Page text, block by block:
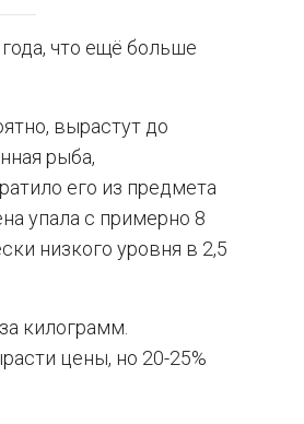
что ещё больше
вырастут до
рыба,
его из предмета
упала с примерно 8
низкого уровня в 2,5
килограмм.
цены, но 20-25%